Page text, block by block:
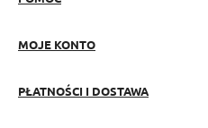
MOJE KONTO
PŁATNOŚCI I DOSTAWA